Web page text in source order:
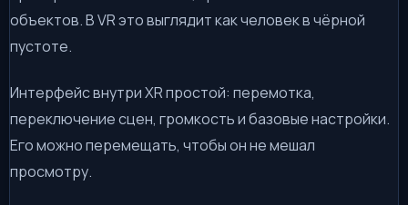
объектов. В VR это выглядит как человек в чёрной
пустоте.
Интерфейс внутри XR простой: перемотка,
переключение сцен, громкость и базовые настройки.
Его можно перемещать, чтобы он не мешал
просмотру.